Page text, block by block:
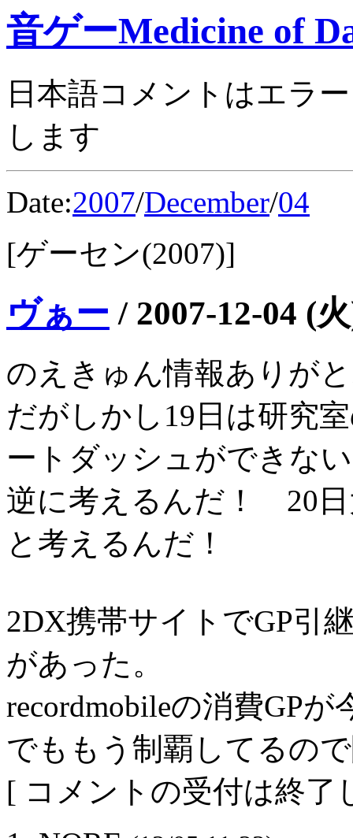
音ゲーMedicine of
日本語コメントはエラ
します
Date:2007/December/04
[ゲーセン(2007)]
ヴぁー / 2007-12-04 (
のえきゅん情報ありが
だがしかし19日は研究
ートダッシュができな
逆に考えるんだ！ 20
と考えるんだ！
2DX携帯サイトでGP引
があった。
recordmobileの消費GP
でももう制覇してるの
[ コメントの受付は終了